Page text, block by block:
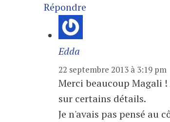
Répondre
Edda
22 septembre 2013 à 3:19 pm
Merci beaucoup Magali
sur certains détails.
Je n'avais pas pensé au